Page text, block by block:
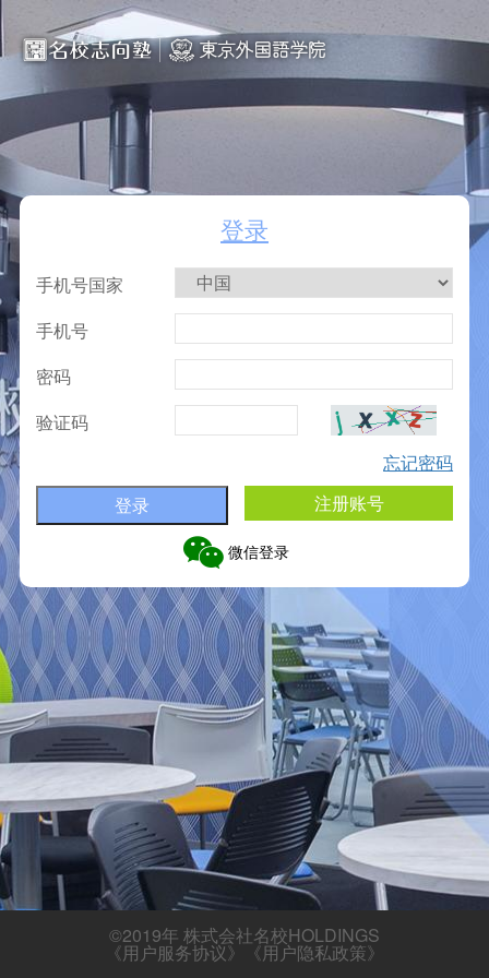
登录
手机号国家
手机号
密码
验证码
忘记密码
注册账号
微信登录
©2019年 株式会社名校HOLDINGS
《用户服务协议》 《用户隐私政策》